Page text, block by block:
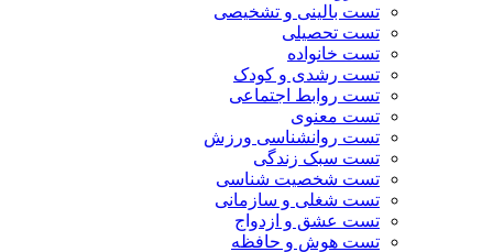
تست بالینی و تشخیصی
تست تحصیلی
تست خانواده
تست رشدی و کودک
تست روابط اجتماعی
تست معنوی
تست روانشناسی ورزش
تست سبک زندگی
تست شخصیت شناسی
تست شغلی و سازمانی
تست عشق و ازدواج
تست هوش و حافظه